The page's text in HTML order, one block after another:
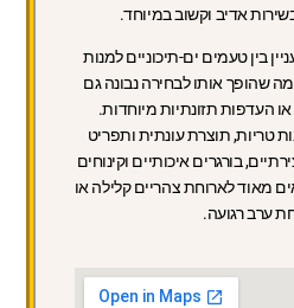
אדיב וקשוב במיוחד.
בין טעמים ים-תיכוניים למנות
מה שהופך אותו לבחירה נבונה גם
העדפות תזונתיות מיוחדות.
טריות, תוצרת עונתית ותפריט
בורגרים איכותיים וקינוחים
מאוד לארוחת צהריים קלילה או
ערב רגועה.